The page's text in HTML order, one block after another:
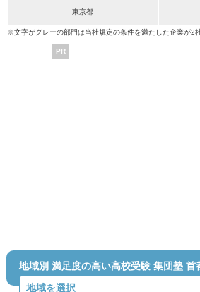
東京都
※文字がグレーの部門は当社規定の条件を満たした企業が2
PR
地域別 満足度の高い高校受験 集団塾 首